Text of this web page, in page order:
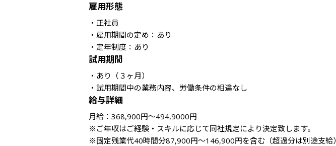
雇用形態
・正社員
・雇用期間の定め：あり
・定年制度：あり
試用期間
・あり（３ヶ月）
・試用期間中の業務内容、労働条件の相違なし
給与詳細
月給：368,900円～494,9000円
※ご年収はご経験・スキルに応じて同社規定により決定致します。
※固定残業代40時間分87,900円～146,900円を含む（超過分は別途支給）